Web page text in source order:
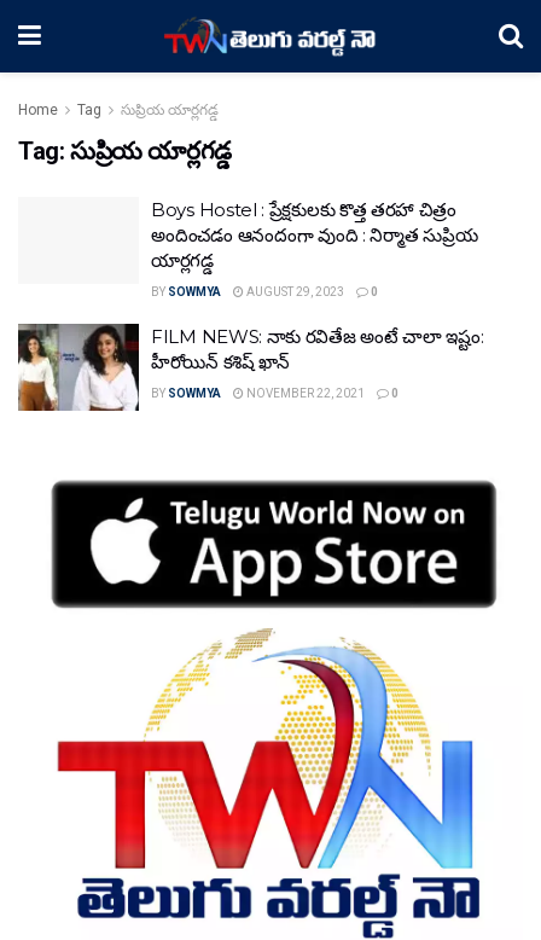
Home Tag సుప్రియ యార్లగడ్డ
Tag: సుప్రియ యార్లగడ్డ
Boys Hostel : ప్రేక్షకులకు కొత్త తరహా చిత్రం
అందించడం ఆనందంగా వుంది : నిర్మాత సుప్రియ
యార్లగడ్డ
BY SOWMYA AUGUST 29, 2023 0
FILM NEWS: నాకు రవితేజ అంటే చాలా ఇష్టం:
హీరోయిన్ కశిష్ ఖాన్
BY SOWMYA NOVEMBER 22, 2021 0